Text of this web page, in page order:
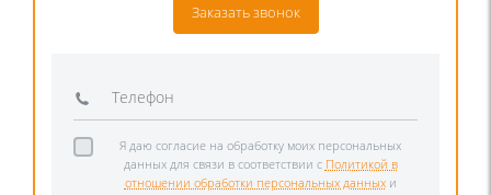
Заказать звонок
Я даю согласие на обработку моих персональных
данных для связи в соответствии с Политикой в
отношении обработки персональных данныхи